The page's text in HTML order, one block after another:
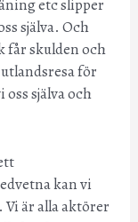
etc slipper
själva. Och
får skulden och
för
själva och
kan vi
Vi är alla aktörer